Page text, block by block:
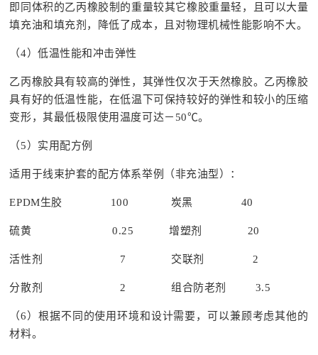
即同体积的乙丙橡胶制的重量较其它橡胶重量轻，且可以大量
填充油和填充剂，降低了成本，且对物理机械性能影响不大。
（4）低温性能和冲击弹性
乙丙橡胶具有较高的弹性，其弹性仅次于天然橡胶。乙丙橡胶
具有好的低温性能，在低温下可保持较好的弹性和较小的压缩
变形，其最低极限使用温度可达－50℃。
（5）实用配方例
适用于线束护套的配方体系举例（非充油型）：
EPDM生胶 100 炭黑 40
硫黄 0.25 增塑剂 20
活性剂 7 交联剂 2
分散剂 2 组合防老剂 3.5
（6）根据不同的使用环境和设计需要，可以兼顾考虑其他的
材料。